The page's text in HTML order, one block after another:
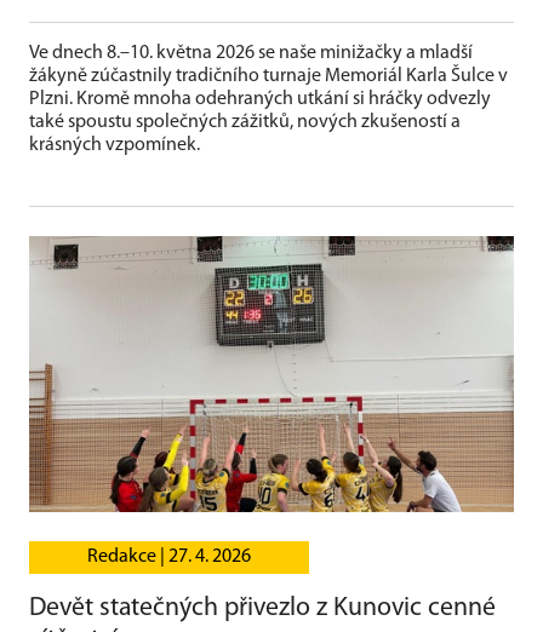
Ve dnech 8.–10. května 2026 se naše minižačky a mladší
žákyně zúčastnily tradičního turnaje Memoriál Karla Šulce v
Plzni. Kromě mnoha odehraných utkání si hráčky odvezly
také spoustu společných zážitků, nových zkušeností a
krásných vzpomínek.
Redakce | 27. 4. 2026
Devět statečných přivezlo z Kunovic cenné